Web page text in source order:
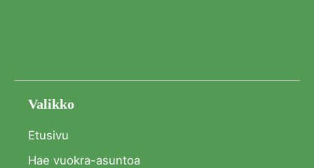
Valikko
Etusivu
Hae vuokra-asuntoa